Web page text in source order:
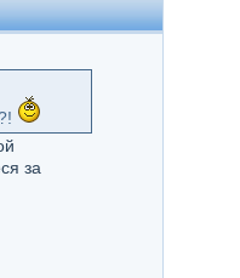
за